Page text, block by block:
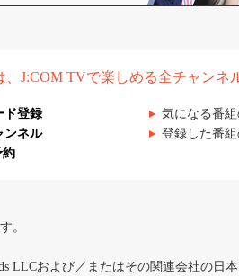
、J:COM TVで楽しめる全チャンネ
ド登録 気になる番
ンネル 登録した番
約
。
LLCおよび／またはその関連会社の日